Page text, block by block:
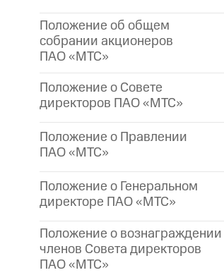
Положение об общем
собрании акционеров
ПАО «МТС»
Положение о Совете
директоров ПАО «МТС»
Положение о Правлении
ПАО «МТС»
Положение о Генеральном
директоре ПАО «МТС»
Положение о вознаграждении
членов Совета директоров
ПАО «МТС»